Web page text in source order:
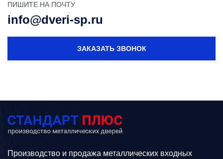
ПИШИТЕ НА ПОЧТУ
info@dveri-sp.ru
ЗАКАЗАТЬ ЗВОНОК
Производство и продажа металлических входных